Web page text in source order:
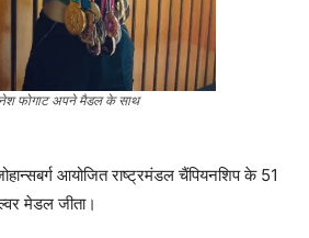
फोगाट अपने मैडल के साथ
आयोजित राष्ट्रमंडल चैंपियनशिप के 51
मेडल जीता।